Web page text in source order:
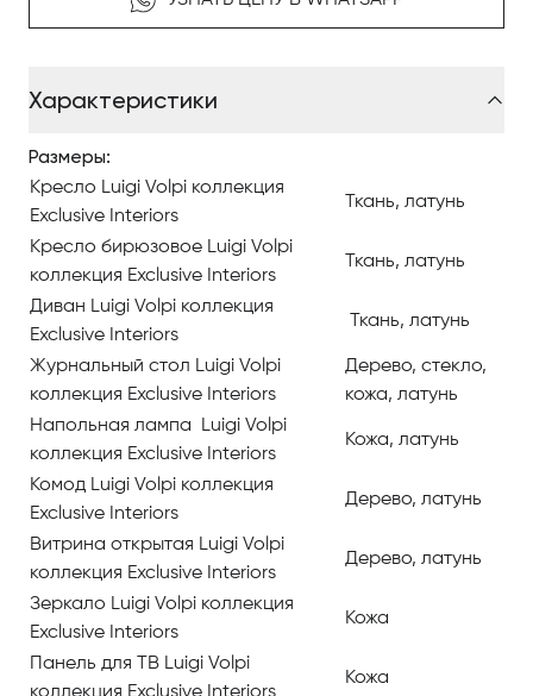
застёжной на молнию. Эта стильная деталь
«кокошанелевского» шика!
Современная коллекция мебели соединила
несоединимое: метал и кожу, дерево и ткань,
бежевое и бирюзовое, элегантность и игривость.
Получилась современная, стильная, элегантная и
невероятно роскошная коллекция.
Характеристики
Размеры:
Кресло Luigi Volpi коллекция
Exclusive Interiors
Ткань, латунь
Кресло бирюзовое Luigi Volpi
коллекция Exclusive Interiors
Ткань, латунь
Диван Luigi Volpi коллекция
Exclusive Interiors
Ткань, латунь
Журнальный стол Luigi Volpi
коллекция Exclusive Interiors
Дерево, стекло,
кожа, латунь
Напольная лампа Luigi Volpi
коллекция Exclusive Interiors
Кожа, латунь
Комод Luigi Volpi коллекция
Exclusive Interiors
Дерево, латунь
Витрина открытая Luigi Volpi
коллекция Exclusive Interiors
Дерево, латунь
Зеркало Luigi Volpi коллекция
Exclusive Interiors
Кожа
Панель для ТВ Luigi Volpi
коллекция Exclusive Interiors
Кожа